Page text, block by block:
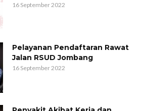
16 September 2022
Pelayanan Pendaftaran Rawat
Jalan RSUD Jombang
16 September 2022